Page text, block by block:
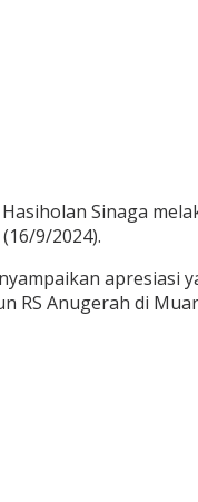
Sinaga
9/2024).
apresiasi
RS Anugerah di